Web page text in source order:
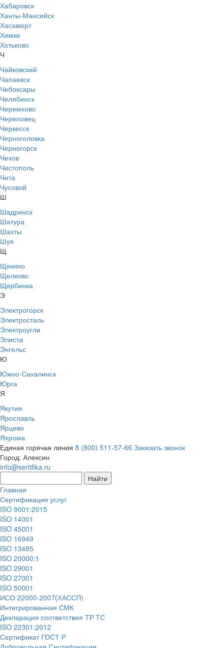
Хабаровск
Ханты-Мансийск
Хасавюрт
Химки
Хотьково
Ч
Чайковский
Чапаевск
Чебоксары
Челябинск
Черемхово
Череповец
Черкесск
Черноголовка
Черногорск
Чехов
Чистополь
Чита
Чусовой
Ш
Шадринск
Шатура
Шахты
Шуя
Щ
Щекино
Щелково
Щербинка
Э
Электрогорск
Электросталь
Электроугли
Элиста
Энгельс
Ю
Южно-Сахалинск
Юрга
Я
Якутия
Ярославль
Ярцево
Яхрома
Единая горячая линия 8 (800) 511-57-66 Заказать звонок
Город: Алексин
info@sertifika.ru
Главная
Сертификация услуг
ISO 9001:2015
ISO 14001
ISO 45001
ISO 16949
ISO 13485
ISO 20000:1
ISO 29001
ISO 27001
ISO 50001
ИСО 22000-2007(ХАССП)
Интегрированная СМК
Декларация соответствия ТР ТС
ISO 22301:2012
Сертификат ГОСТ Р